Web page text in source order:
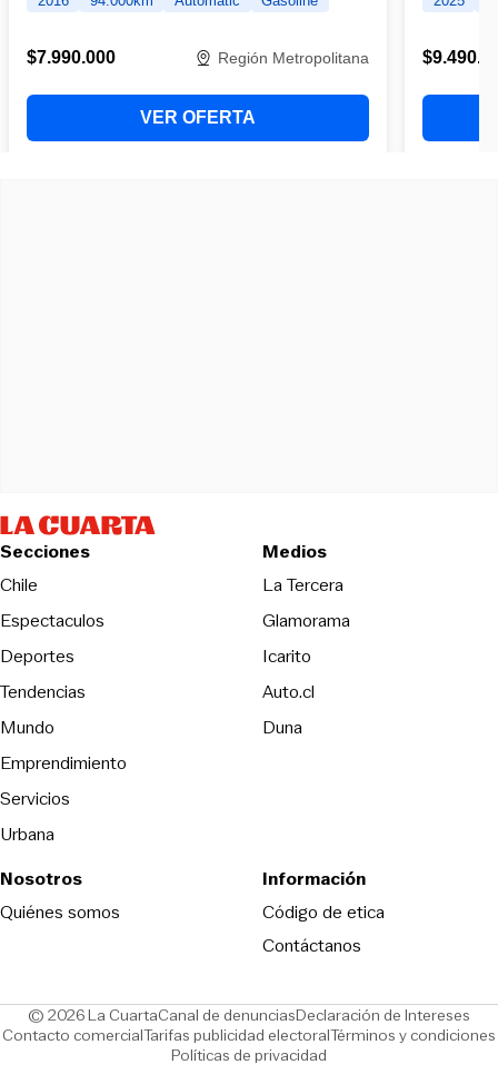
Secciones
Chile
Espectaculos
Deportes
Tendencias
Mundo
Emprendimiento
Servicios
Urbana
Medios
La TerceraOpens in new
Glamorama
Icarito
Auto.cl
DunaOpens in new window
Nosotros
Quiénes somos
Información
Código de eticaOpens in new
Contáctanos
© 2026 La CuartaCanal de denunciasOpens in new window
Declaración de Intereses
Contacto comercialOpens in new window
Tarifas publicidad electoralOpens in new window
Términos y condiciones
Políticas de privacidad